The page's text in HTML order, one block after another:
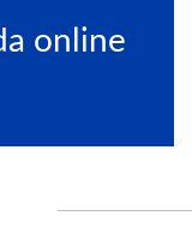
online